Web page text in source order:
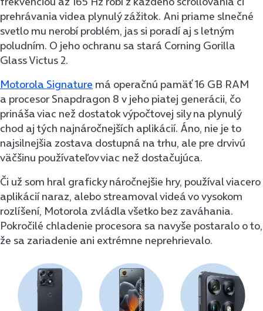
prehrávania videa plynulý zážitok. Ani priame slnečné
svetlo mu nerobí problém, jas si poradí aj s letným
poludním. O jeho ochranu sa stará Corning Gorilla
Glass Victus 2.
Motorola Signature má operačnú pamäť 16 GB RAM
a procesor Snapdragon 8 v jeho piatej generácii, čo
prináša viac než dostatok výpočtovej sily na plynulý
chod aj tých najnáročnejších aplikácií. Áno, nie je to
najsilnejšia zostava dostupná na trhu, ale pre drvivú
väčšinu používateľov viac než dostačujúca.
Či už som hral graficky náročnejšie hry, používal viacero
aplikácií naraz, alebo streamoval videá vo vysokom
rozlíšení, Motorola zvládla všetko bez zaváhania.
Pokročilé chladenie procesora sa navyše postaralo o to,
že sa zariadenie ani extrémne neprehrievalo.